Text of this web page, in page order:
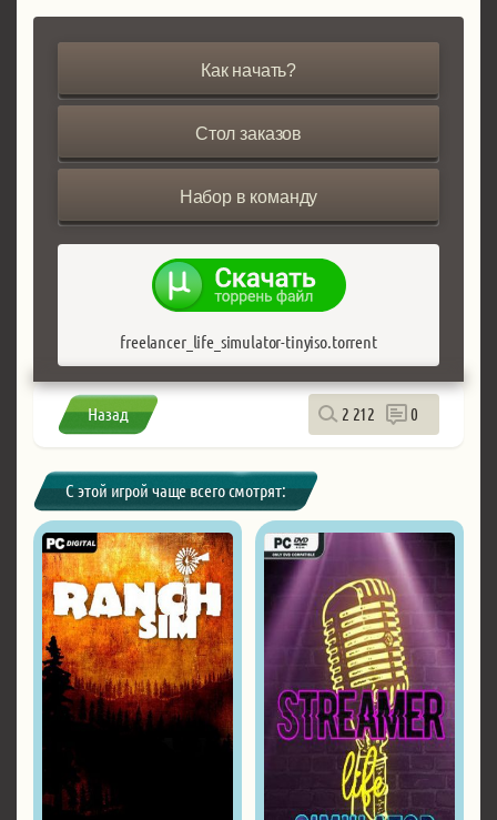
Как начать?
Стол заказов
Набор в команду
freelancer_life_simulator-tinyiso.torrent
Назад 2 212 0
С этой игрой чаще всего смотрят: